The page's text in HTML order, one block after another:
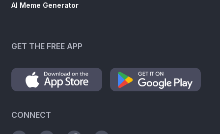
AI Meme Generator
GET THE FREE APP
CONNECT